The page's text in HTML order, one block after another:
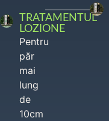
TRATAMENTUL
LOZIONE
Pentru
păr
mai
lung
de
10cm